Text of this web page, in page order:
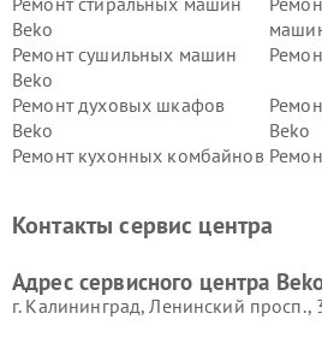
Beko
Ремонт сушильных машин
Beko
Ремонт духовых шкафов
Beko
Beko
Ремонт кухонных комбайнов
Ремонт холодильников Beko
Контакты сервис центра
Адрес сервисного центра
г. Калининград, Ленинский просп.,